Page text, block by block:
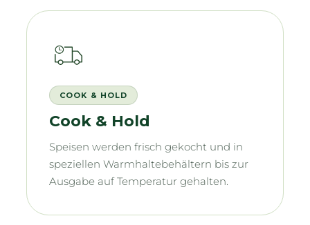
COOK & HOLD
Cook & Hold
Speisen werden frisch gekocht und in
speziellen Warmhaltebehältern bis zur
Ausgabe auf Temperatur gehalten.